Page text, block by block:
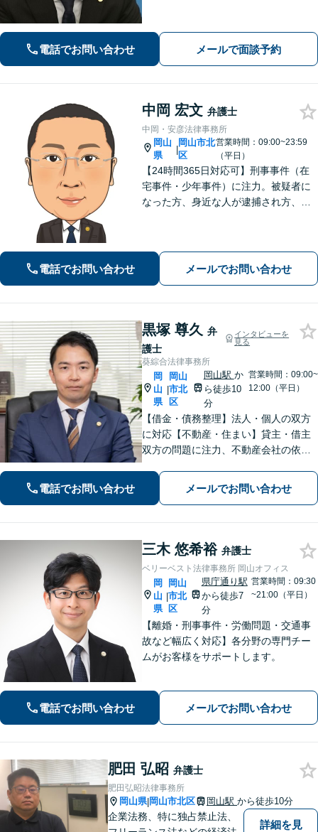
と連携してきめ細やかに対応【注力分
野初回相談無料】【WEB面談可】
電話でお問い合わせ メールで面談予約
中岡 宏文 弁護士
中岡・安彦法律事務所
岡山
県
|
岡山市北
区
営業時間：09:00~23:59
（平日）
【24時間365日対応可】刑事事件（在
宅事件・少年事件）に注力。被疑者に
なった方、身近な人が逮捕され方、す
電話でお問い合わせ メールでお問い合わせ
黒塚 尊久 弁
護士
インタビューを
見る
葵綜合法律事務所
岡
山
県
|
岡山
市北
区
岡山駅 か
ら徒歩10
分
営業時間：09:00~
12:00（平日）
【借金・債務整理】法人・個人の双方
に対応【不動産・住まい】貸主・借主
双方の問題に注力、不動産会社の依頼
通。その他労働事件もカバー【行政事
件】学校トラブル・いじめ問題に注力
電話でお問い合わせ メールでお問い合わせ
三木 悠希裕 弁護士
ベリーベスト法律事務所 岡山オフィス
岡
山
県
|
岡山
市北
区
県庁通り駅
から徒歩7
分
営業時間：09:30
~21:00（平日）
【離婚・刑事事件・労働問題・交通事
故など幅広く対応】各分野の専門チー
ムがお客様をサポートします。
電話でお問い合わせ メールでお問い合わせ
肥田 弘昭 弁護士
肥田弘昭法律事務所
岡山県|岡山市北区 岡山駅 から徒歩10分
企業法務、特に独占禁止法、
詳細を見